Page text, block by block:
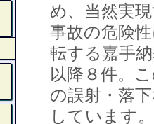
め、当然実
事故の危険
転する嘉手
以降８件。
の誤射・落
しています